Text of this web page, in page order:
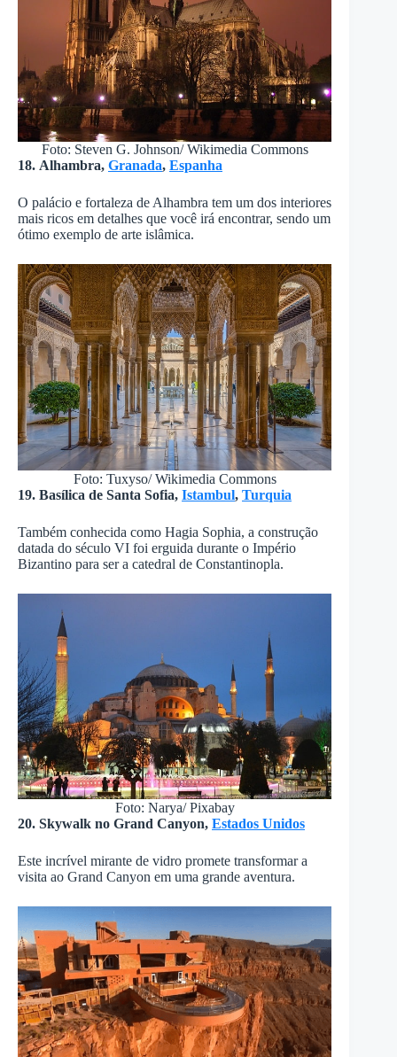
Foto: Steven G. Johnson/ Wikimedia Commons
18. Alhambra, Granada, Espanha
O palácio e fortaleza de Alhambra tem um dos interiores
mais ricos em detalhes que você irá encontrar, sendo um
ótimo exemplo de arte islâmica.
Foto: Tuxyso/ Wikimedia Commons
19. Basílica de Santa Sofia, Istambul, Turquia
Também conhecida como Hagia Sophia, a construção
datada do século VI foi erguida durante o Império
Bizantino para ser a catedral de Constantinopla.
Foto: Narya/ Pixabay
20. Skywalk no Grand Canyon, Estados Unidos
Este incrível mirante de vidro promete transformar a
visita ao Grand Canyon em uma grande aventura.